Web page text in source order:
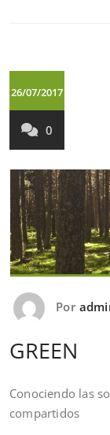
26/07/2017
0
Por
GREEN
Conociendo las
compartidos